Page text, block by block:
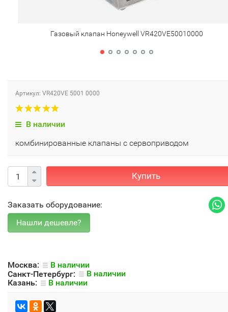
Газовый клапан Honeywell VR420VE50010000
Артикул: VR420VE 5001 0000
В наличии
комбинированные клапаны с сервоприводом
Купить
Заказать оборудование:
Москва:
В наличии
Санкт-Петербург:
В наличии
Казань:
В наличии